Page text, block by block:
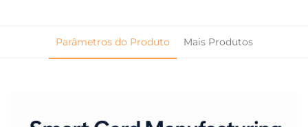
Parâmetros do Produto Mais Produtos